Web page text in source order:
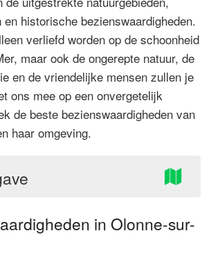
historische bezienswaardigheden.
verliefd worden op de schoonheid
maar ook de ongerepte natuur, de
en de vriendelijke mensen zullen je
ons mee op een onvergetelijk
de beste bezienswaardigheden van
haar omgeving.
in Olonne-sur-